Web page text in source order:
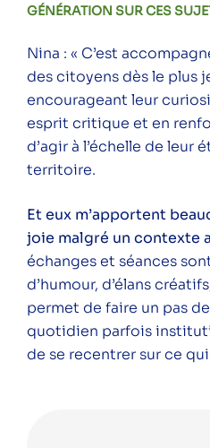
GÉNÉRATION SUR CES
Nina : « C’est
des citoyens dès le plus
encourageant leur
esprit critique et en
d’agir à l’échelle de leur
territoire.
Et eux m’apportent
joie malgré un contexte
échanges et séances
d’humour, d’élans
permet de faire un pas
quotidien parfois
de se recentrer sur ce